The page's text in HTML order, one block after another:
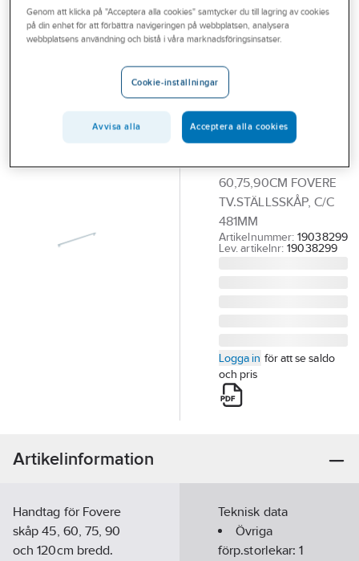
Outlet
Branscher A-COLLECTION
Handtag för 45,
60, 75, 90 &
120cm skåp
Fovere, a-
collection
HANDTAG FÖR
60,75,90CM FOVERE
TV.STÄLLSSKÅP, C/C
481MM
Artikelnummer: 19038299
Lev. artikelnr: 19038299
Logga in för att se saldo
och pris
Artikelinformation
Handtag för Fovere
skåp 45, 60, 75, 90
och 120cm bredd.
Teknisk data
Övriga
förp.storlekar:1
Genom att klicka på "Acceptera alla cookies" samtycker du till lagring av cookies
på din enhet för att förbättra navigeringen på webbplatsen, analysera
webbplatsens användning och bistå i våra marknadsföringsinsatser.
Cookie-inställningar
Avvisa alla Acceptera alla cookies